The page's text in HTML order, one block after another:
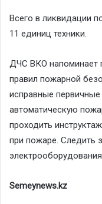
Всего в ликвидации
11 единиц техники.
ДЧС ВКО напоминает
правил пожарной
исправные
автоматическую
проходить
при пожаре. Следить
Semeynews.kz